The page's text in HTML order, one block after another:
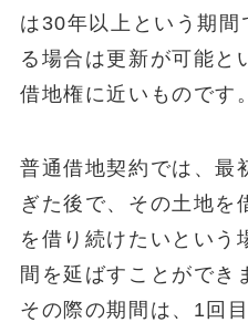
は30年以上という期間
る場合は更新が可能と
借地権に近いものです。
普通借地契約では、最
ぎた後で、その土地を
を借り続けたいという
間を延ばすことができ
その際の期間は、1回